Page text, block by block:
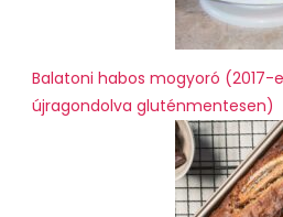
Balatoni habos mogyoró (2017-
újragondolva gluténmentesen)